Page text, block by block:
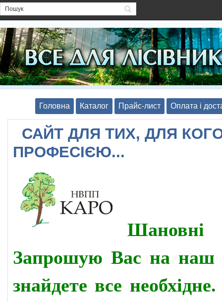
Головна Каталог Прайс-лист Оплата і
САЙТ ДЛЯ ТИХ, ДЛЯ
ПРОФЕСІЄЮ...
Запрошую Вас на наш
знайдете все